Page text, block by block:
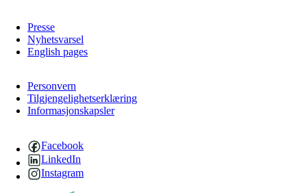
Presse
Nyhetsvarsel
English pages
Personvern
Tilgjengelighetserklæring
Informasjonskapsler
Facebook
LinkedIn
Instagram